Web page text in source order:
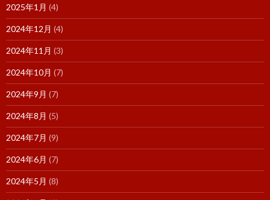
2025年1月 (4)
2024年12月 (4)
2024年11月 (3)
2024年10月 (7)
2024年9月 (7)
2024年8月 (5)
2024年7月 (9)
2024年6月 (7)
2024年5月 (8)